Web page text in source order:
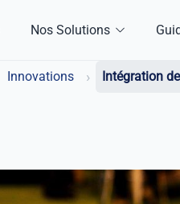
Nos Solutions
Innovations › Intégration